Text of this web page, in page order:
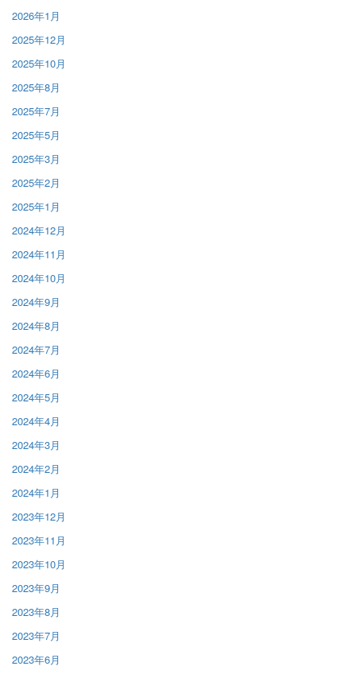
2026年1月
2025年12月
2025年10月
2025年8月
2025年7月
2025年5月
2025年3月
2025年2月
2025年1月
2024年12月
2024年11月
2024年10月
2024年9月
2024年8月
2024年7月
2024年6月
2024年5月
2024年4月
2024年3月
2024年2月
2024年1月
2023年12月
2023年11月
2023年10月
2023年9月
2023年8月
2023年7月
2023年6月